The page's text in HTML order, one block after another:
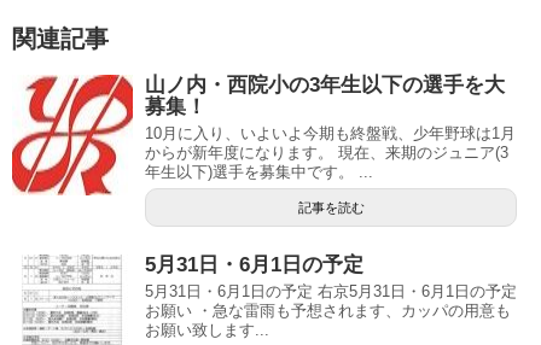
関連記事
山ノ内・西院小の3年生以下の選手を大
募集！
10月に入り、いよいよ今期も終盤戦、少年野球は1月
からが新年度になります。 現在、来期のジュニア(3
年生以下)選手を募集中です。 ...
記事を読む
5月31日・6月1日の予定
5月31日・6月1日の予定 右京5月31日・6月1日の予定
お願い ・急な雷雨も予想されます、カッパの用意も
お願い致します...